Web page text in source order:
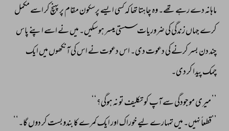
ماہانہ دے رہے تھے۔ وہ چاہتا تھا کہ کسی ایسے پرسکون مقام پر پہنچ کر اسے مکمل
کرے جہاں زندگی کی ضروریات سستی میسر ہوسکیں۔ میں نے اسے اپنے پاس
چند دن بسر کرنے کی دعوت دی۔ اس دعوت نے اس کی آنکھوں میں ایک
چمک پیدا کر دی۔
میری موجودگی سے آپ کو تکلیف تو نہ ہوگی؟‘‘
’’قطعاً نہیں۔ میں تمہارے لیے خوراک اور ایک کمرے کا بندوبست کر دوں گا۔‘‘